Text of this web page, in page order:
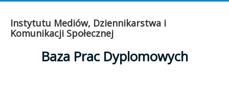
Instytutu Mediów, Dziennikarstwa i
Komunikacji Społecznej
Baza Prac Dyplomowych